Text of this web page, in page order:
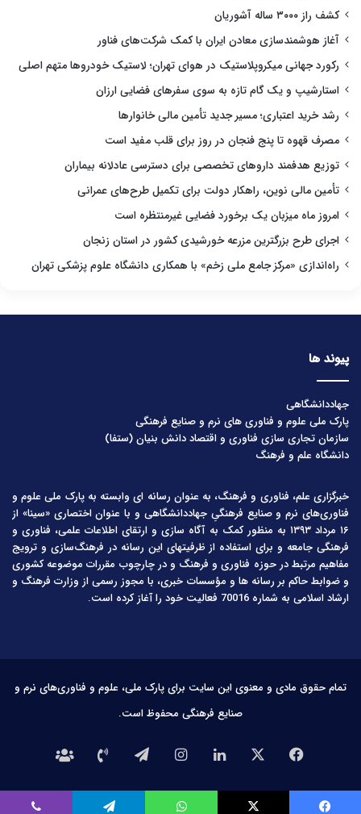
کشف راز ۳۰۰۰ ساله آشوریان
آغاز هوشمندسازی معادن ایران با کمک شرکت‌های فناور
رکورد جهانی میکروپلاستیک در هوای تهران؛ لاستیک خودروها متهم اصلی
استارشیپ و یک گام تازه به سوی سفرهای فضایی ارزان
رشد خرید اعتباری؛ مسیر جدید تأمین مالی خانوارها
مصرف قهوه تا پنج فنجان در روز برای قلب مفید است
توزیع هدفمند داروهای تخصصی برای دسترسی عادلانه بیماران
تأمین مالی نوین، راهکار دولت برای تکمیل طرح‌های عمرانی
امروز ماه میزبان یک برخورد فضایی غیرمنتظره است
اجرای طرح بزرگترین مزرعه خورشیدی کشور در استان زنجان
راه‌اندازی «مرکز جامع ملی زخم» با همکاری دانشگاه علوم پزشکی تهران
پیوند ها
جهاددانشگاهی
پارک ملی علوم و فناوری های نرم و صنایع فرهنگی
سازمان تجاری سازی فناوری و اقتصاد دانش بنیان (ستفا)
دانشگاه علم و فرهنگ
خبرگزاری علم، فناوری و فرهنگ، به عنوان رسانه ای وابسته به پارک ملی علوم و
فناوری‌های نرم و صنایع فرهنگیِ جهاددانشگاهی و با عنوان اختصاری «سینا» از
۱۶ مرداد ۱۳۹۳ به منظور کمک به آگاه سازی و ارتقای اطلاعات علمی، فناوری و
فرهنگی جامعه و برای استفاده از ظرفیتهای این رسانه در فرهنگ‌سازی و ترویج
مفاهیم مرتبط در حوزه فناوری و فرهنگ و در چارچوب مقررات موضوعه کشوری
و ضوابط حاکم بر رسانه ها و مؤسسات خبری، با مجوز رسمی از وزارت فرهنگ و
ارشاد اسلامی به شماره 70016 فعالیت خود را آغاز کرده است.
تمام حقوق مادی و معنوی این سایت برای پارک ملی، علوم و فناوری‌های نرم و
صنایع فرهنگی محفوظ است.
فیس
بوک
لینکدیناینستاگرامتلگرامتماس
با
درباره
ما